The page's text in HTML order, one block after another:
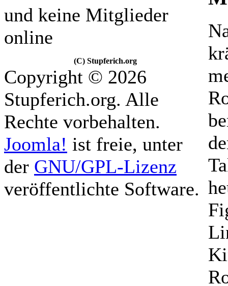
und keine Mitglieder
online
(C) Stupferich.org
Copyright © 2026
Stupferich.org. Alle
Rechte vorbehalten.
Joomla! ist freie, unter
der GNU/GPL-Lizenz
veröffentlichte Software.